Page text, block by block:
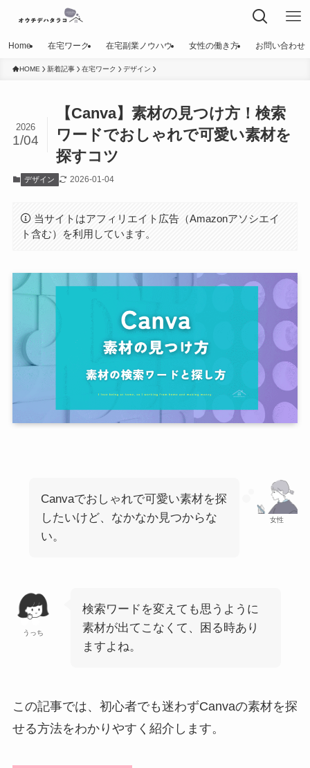
Home 在宅ワーク 在宅副業ノウハウ 女性の働き方 お問い合わせ
HOME 新着記事 在宅ワーク デザイン
【Canva】素材の見つけ方！検索
ワードでおしゃれで可愛い素材を
探すコツ
2026
1/04
デザイン 2026-01-04
当サイトはアフィリエイト広告（Amazonアソシエイ
ト含む）を利用しています。
女性
Canvaでおしゃれで可愛い素材を探
したいけど、なかなか見つからな
い。
うっち
検索ワードを変えても思うように
素材が出てこなくて、困る時あり
ますよね。
この記事では、初心者でも迷わずCanvaの素材を探
せる方法をわかりやすく紹介します。